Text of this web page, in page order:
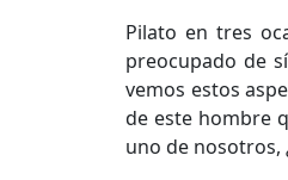
Pilato en tres
preocupado de
vemos estos
de este hombre
uno de nosotros,